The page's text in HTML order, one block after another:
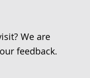
We are
feedback.